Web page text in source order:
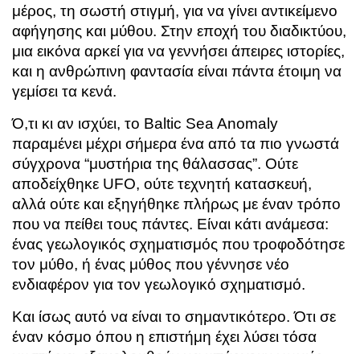
μέρος, τη σωστή στιγμή, για να γίνει αντικείμενο
αφήγησης και μύθου. Στην εποχή του διαδικτύου,
μια εικόνα αρκεί για να γεννήσει άπειρες ιστορίες,
και η ανθρώπινη φαντασία είναι πάντα έτοιμη να
γεμίσει τα κενά.
Ό,τι κι αν ισχύει, το Baltic Sea Anomaly
παραμένει μέχρι σήμερα ένα από τα πιο γνωστά
σύγχρονα “μυστήρια της θάλασσας”. Ούτε
αποδείχθηκε UFO, ούτε τεχνητή κατασκευή,
αλλά ούτε και εξηγήθηκε πλήρως με έναν τρόπο
που να πείθει τους πάντες. Είναι κάτι ανάμεσα:
ένας γεωλογικός σχηματισμός που τροφοδότησε
τον μύθο, ή ένας μύθος που γέννησε νέο
ενδιαφέρον για τον γεωλογικό σχηματισμό.
Και ίσως αυτό να είναι το σημαντικότερο. Ότι σε
έναν κόσμο όπου η επιστήμη έχει λύσει τόσα